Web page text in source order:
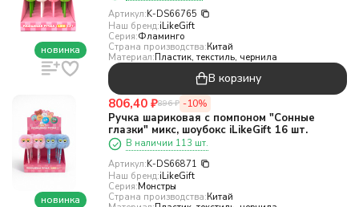
новинка
Артикул:K-DS66765
Наш бренд:iLikeGift
Серия:Фламинго
Страна производства:Китай
Материал:Пластик, текстиль, чернила
В корзину
новинка
806,40 ₽896 ₽ -10%
Ручка шариковая с помпоном "Сонные
глазки" микс, шоубокс iLikeGift 16 шт.
В наличии 113 шт.
Артикул:K-DS66871
Наш бренд:iLikeGift
Серия:Монстры
Страна производства:Китай